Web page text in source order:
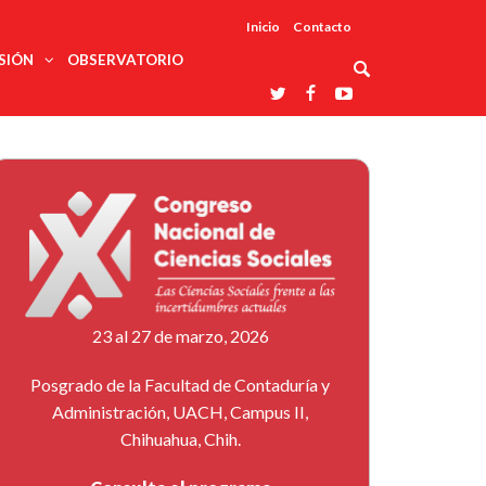
Inicio Contacto
ciencias
profesionales
trabajo
Redes
temáticas
Laboratorios
nacionales
Entidades
afines
Reconoce
La UDUALC
A La
Universidad
De México
En Su 475
Aniversario
OBSERVATORIO
23 al 27 de marzo, 2026
Posgrado de la Facultad de Contaduría y
Administración, UACH, Campus II,
Chihuahua, Chih.